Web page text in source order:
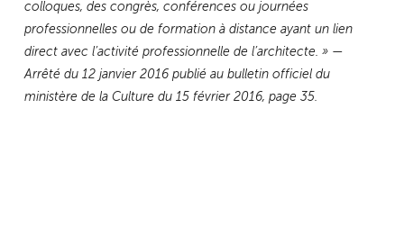
colloques, des congrès, conférences ou journées
professionnelles ou de formation à distance ayant un lien
direct avec l’activité professionnelle de l’architecte. » —
Arrêté du 12 janvier 2016 publié au bulletin officiel du
ministère de la Culture du 15 février 2016, page 35.